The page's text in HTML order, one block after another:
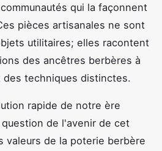
qui la façonnent
pièces artisanales ne sont
utilitaires; elles racontent
des ancêtres berbères à
techniques distinctes.
rapide de notre ère
de l'avenir de cet
valeurs de la poterie berbère